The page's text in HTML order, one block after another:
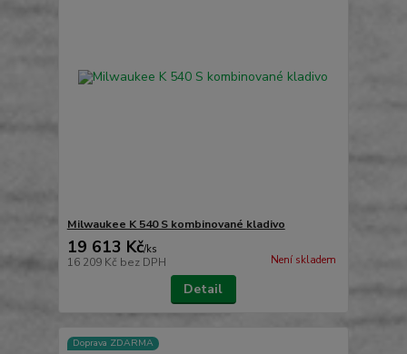
Milwaukee K 540 S kombinované kladivo
19 613 Kč/ks
16 209 Kč bez DPH Není skladem
Detail
Doprava ZDARMA